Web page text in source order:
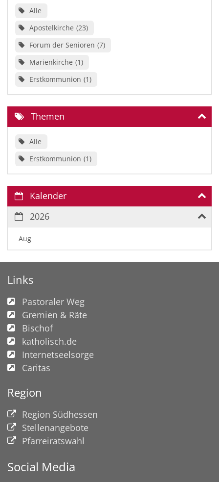
Alle
Apostelkirche 23
Forum der Senioren 7
Marienkirche 1
Erstkommunion 1
Themen
Alle
Erstkommunion 1
Kalender
2026
Aug
Links
Pastoraler Weg
Gremien & Räte
Bischof
katholisch.de
Internetseelsorge
Caritas
Region
Region Südhessen
Stellenangebote
Pfarreiratswahl
Social Media